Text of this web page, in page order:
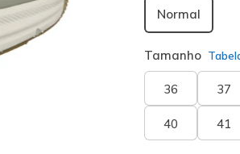
Normal
Tamanho
36 37
40 41